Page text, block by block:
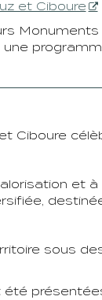
et Ciboure
une
Ciboure
et à
sous